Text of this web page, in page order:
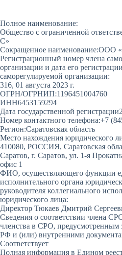
Полное наименование:
Общество с ограниченной
С»
Сокращенное наименование:ООО
Регистрационный номер члена
организации и дата его
саморегулируемой организации:
316, 01 августа 2023 г.
ОГРН/ОГРНИП:1196451004760
ИНН6453159294
Дата государственной регистрации
Номер контактного телефона:+7
Регион:Саратовская область
Место нахождения юридического
410080, РОССИЯ, Саратовская
Саратов, г. Саратов, ул. 1-я
офис 1
ФИО, осуществляющего функции
исполнительного органа
руководителя коллегиального
юридического лица:
Директор Тюкаев Дмитрий
Сведения о соответствии члена
членства в СРО, предусмотренным
РФ и (или) внутренними
Соответствует
Полная информация в Едином